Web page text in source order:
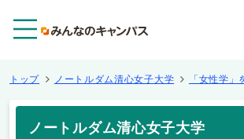
トップ ノートルダム清心女子大学 「女性学」
ノートルダム清心女子大学